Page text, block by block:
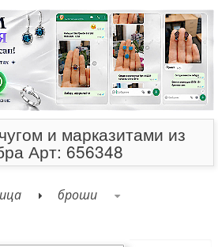
и марказитами из
Арт: 656348
броши